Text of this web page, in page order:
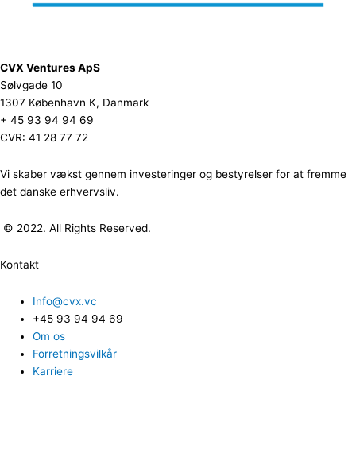
CVX Ventures ApS
Sølvgade 10
1307 København K, Danmark
+ 45 93 94 94 69
CVR: 41 28 77 72
Vi skaber vækst gennem investeringer og bestyrelser for at fremme
det danske erhvervsliv.
© 2022. All Rights Reserved.
Kontakt
Info@cvx.vc
+45 93 94 94 69
Om os
Forretningsvilkår
Karriere